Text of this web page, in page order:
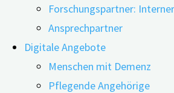
Forschungspartner:
Ansprechpartner
Digitale Angebote
Menschen mit Demenz
Pflegende Angehörige
Wie wirkt sich Schichtarbeit auf die
über einen Zusammenhang
Die Wissenschaftler*innen um